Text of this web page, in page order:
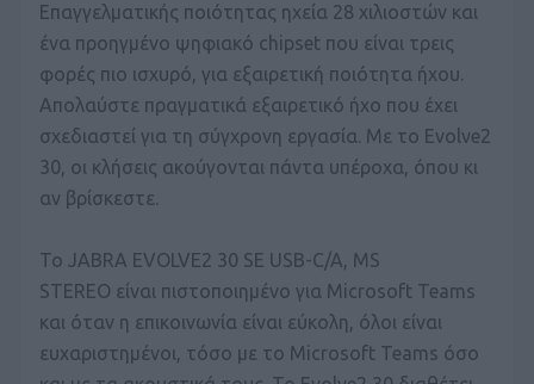
Επαγγελματικής ποιότητας ηχεία 28 χιλιοστών και
ένα προηγμένο ψηφιακό chipset που είναι τρεις
φορές πιο ισχυρό, για εξαιρετική ποιότητα ήχου.
Απολαύστε πραγματικά εξαιρετικό ήχο που έχει
σχεδιαστεί για τη σύγχρονη εργασία. Με το Evolve2
30, οι κλήσεις ακούγονται πάντα υπέροχα, όπου κι
αν βρίσκεστε.
Το JABRA EVOLVE2 30 SE USB-C/A, MS
STEREO είναι πιστοποιημένο για Microsoft Teams
και όταν η επικοινωνία είναι εύκολη, όλοι είναι
ευχαριστημένοι, τόσο με το Microsoft Teams όσο